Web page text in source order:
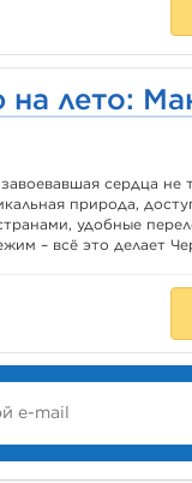
лето:
сердца не
природа,
удобные
– всё это делает